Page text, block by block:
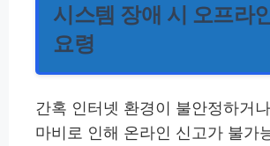
시스템 장애 시 오프라
요령
간혹 인터넷 환경이 불안정하거
마비로 인해 온라인 신고가 불가